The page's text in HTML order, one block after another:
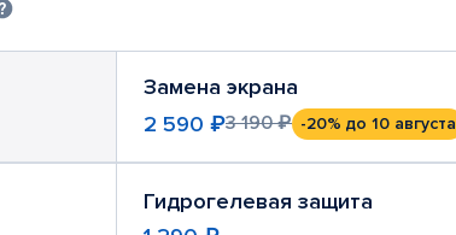
Замена экрана
2 590 ₽3 190 ₽ -20% до 10 августа
Гидрогелевая защита